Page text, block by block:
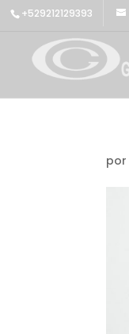
+529212129393
por